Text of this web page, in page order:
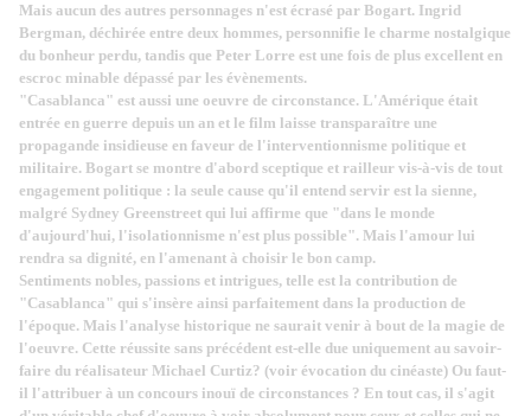
Mais aucun des autres personnages n'est écrasé par Bogart. Ingrid
Bergman, déchirée entre deux hommes, personnifie le charme nostalgique
du bonheur perdu, tandis que Peter Lorre est une fois de plus excellent en
escroc minable dépassé par les évènements.
"Casablanca" est aussi une oeuvre de circonstance. L'Amérique était
entrée en guerre depuis un an et le film laisse transparaître une
propagande insidieuse en faveur de l'interventionnisme politique et
militaire. Bogart se montre d'abord sceptique et railleur vis-à-vis de tout
engagement politique : la seule cause qu'il entend servir est la sienne,
malgré Sydney Greenstreet qui lui affirme que "dans le monde
d'aujourd'hui, l'isolationnisme n'est plus possible". Mais l'amour lui
rendra sa dignité, en l'amenant à choisir le bon camp.
Sentiments nobles, passions et intrigues, telle est la contribution de
"Casablanca" qui s'insère ainsi parfaitement dans la production de
l'époque. Mais l'analyse historique ne saurait venir à bout de la magie de
l'oeuvre. Cette réussite sans précédent est-elle due uniquement au savoir-
faire du réalisateur Michael Curtiz? (voir évocation du cinéaste) Ou faut-
il l'attribuer à un concours inouï de circonstances ? En tout cas, il s'agit